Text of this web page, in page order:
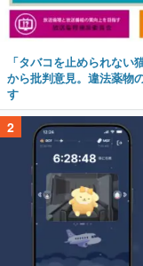
「タバコを止められな
から批判意見。違法薬物
す
2